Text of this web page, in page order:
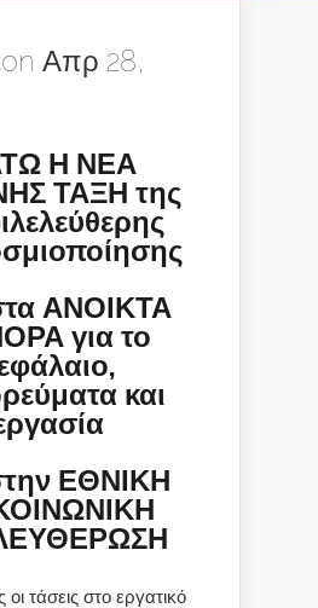
Απρ 28,
Η ΝΕΑ
ΤΑΞΗ της
ΑΝΟΙΚΤΑ
για το
και
ΕΘΝΙΚΗ
τάσεις στο εργατικό